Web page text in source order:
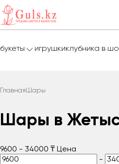
букеты игрушкиклубника в
Главная Шары
Шары в
9600 - 34000 ₸ Цена
-